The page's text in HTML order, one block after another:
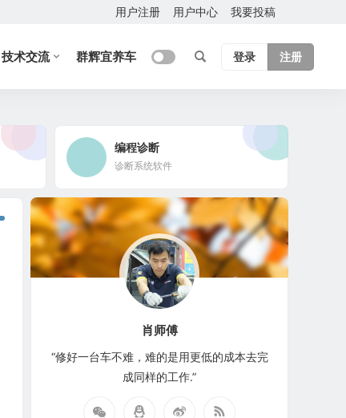
用户注册 用户中心 我要投稿
技术交流 群辉宜养车 登录 注册
编程诊断
诊断系统软件
肖师傅
“修好一台车不难，难的是用更低的成本去完
成同样的工作.”